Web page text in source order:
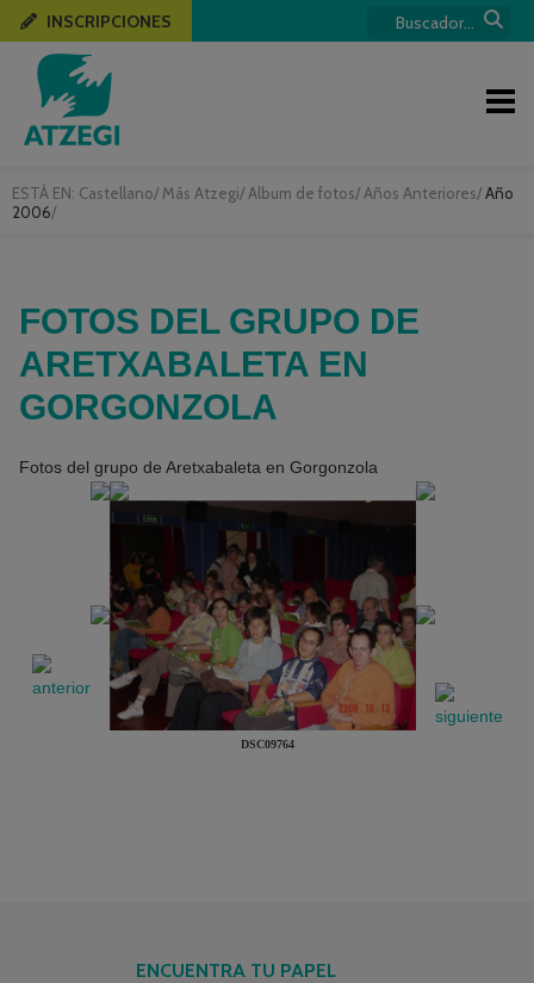
ESTÁ EN: Castellano/ Más Atzegi/ Album de fotos/ Años Anteriores/Año
2006/
INSCRIPCIONES
FOTOS DEL GRUPO DE
ARETXABALETA EN
GORGONZOLA
Fotos del grupo de Aretxabaleta en Gorgonzola
DSC09764
ENCUENTRA TU PAPEL